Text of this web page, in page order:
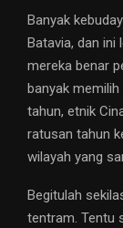
Banyak
Batavia, dan ini
mereka benar
banyak memilih
tahun, etnik
ratusan tahun
wilayah yang
Begitulah
tentram. Tentu